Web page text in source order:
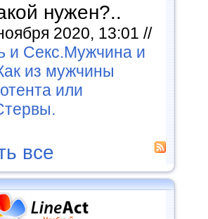
нужен?..
2020, 13:01 //
и Секс.Мужчина и
из мужчины
или
все